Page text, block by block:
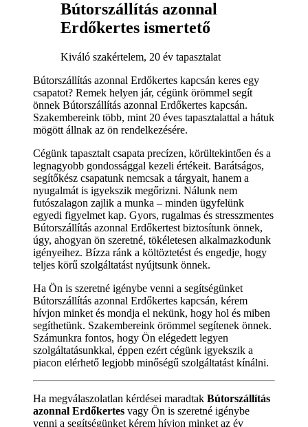
Bútorszállítás azonnal
Erdőkertes ismertető
Kiváló szakértelem, 20 év tapasztalat
Bútorszállítás azonnal Erdőkertes kapcsán keres egy
csapatot? Remek helyen jár, cégünk örömmel segít
önnek Bútorszállítás azonnal Erdőkertes kapcsán.
Szakembereink több, mint 20 éves tapasztalattal a hátuk
mögött állnak az ön rendelkezésére.
Cégünk tapasztalt csapata precízen, körültekintően és a
legnagyobb gondossággal kezeli értékeit. Barátságos,
segítőkész csapatunk nemcsak a tárgyait, hanem a
nyugalmát is igyekszik megőrizni. Nálunk nem
futószalagon zajlik a munka – minden ügyfelünk
egyedi figyelmet kap. Gyors, rugalmas és stresszmentes
Bútorszállítás azonnal Erdőkertest biztosítunk önnek,
úgy, ahogyan ön szeretné, tökéletesen alkalmazkodunk
igényeihez. Bízza ránk a költöztetést és engedje, hogy
teljes körű szolgáltatást nyújtsunk önnek.
Ha Ön is szeretné igénybe venni a segítségünket
Bútorszállítás azonnal Erdőkertes kapcsán, kérem
hívjon minket és mondja el nekünk, hogy hol és miben
segíthetünk. Szakembereink örömmel segítenek önnek.
Számunkra fontos, hogy Ön elégedett legyen
szolgáltatásunkkal, éppen ezért cégünk igyekszik a
piacon elérhető legjobb minőségű szolgáltatást kínálni.
Ha megválaszolatlan kérdései maradtak Bútorszállítás
azonnal Erdőkertes vagy Ön is szeretné igénybe
venni a segítségünket kérem hívjon minket az év